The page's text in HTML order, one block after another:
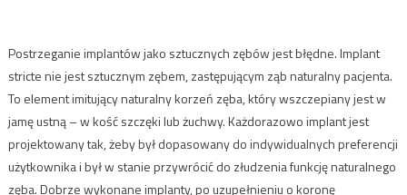
Postrzeganie implantów jako sztucznych zębów jest błędne. Implant
stricte nie jest sztucznym zębem, zastępującym ząb naturalny pacjenta.
To element imitujący naturalny korzeń zęba, który wszczepiany jest w
jamę ustną – w kość szczęki lub żuchwy. Każdorazowo implant jest
projektowany tak, żeby był dopasowany do indywidualnych preferencji
użytkownika i był w stanie przywrócić do złudzenia funkcję naturalnego
zęba. Dobrze wykonane implanty, po uzupełnieniu o koronę